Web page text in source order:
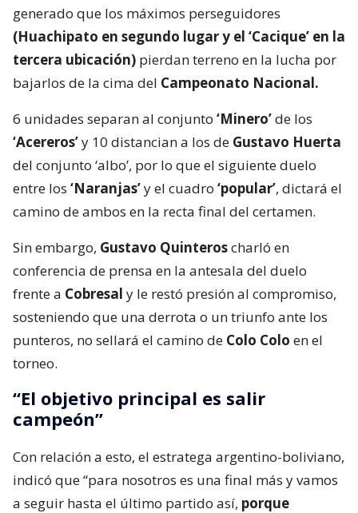
generado que los máximos perseguidores
(Huachipato en segundo lugar y el ‘Cacique’ en la
tercera ubicación) pierdan terreno en la lucha por
bajarlos de la cima del Campeonato Nacional.
6 unidades separan al conjunto ‘Minero’de los
‘Acereros’y 10 distancian a los de Gustavo Huerta
del conjunto ‘albo’, por lo que el siguiente duelo
entre los ‘Naranjas’y el cuadro ‘popular’, dictará el
camino de ambos en la recta final del certamen.
Sin embargo, Gustavo Quinteroscharló en
conferencia de prensa en la antesala del duelo
frente a Cobresal y le restó presión al compromiso,
sosteniendo que una derrota o un triunfo ante los
punteros, no sellará el camino de Colo Colo en el
torneo.
“El objetivo principal es salir
campeón”
Con relación a esto, el estratega argentino-boliviano,
indicó que “para nosotros es una final más y vamos
a seguir hasta el último partido así, porque